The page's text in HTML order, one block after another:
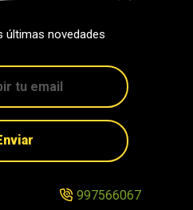
últimas novedades
997566067